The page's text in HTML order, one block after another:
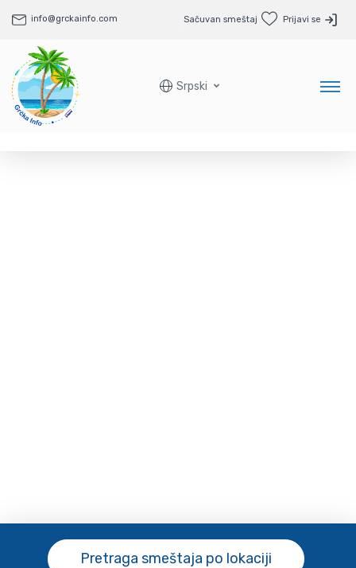
info@grckainfo.com Sačuvan smeštaj Prijavi se
Srpski
Pretraga smeštaja po lokaciji